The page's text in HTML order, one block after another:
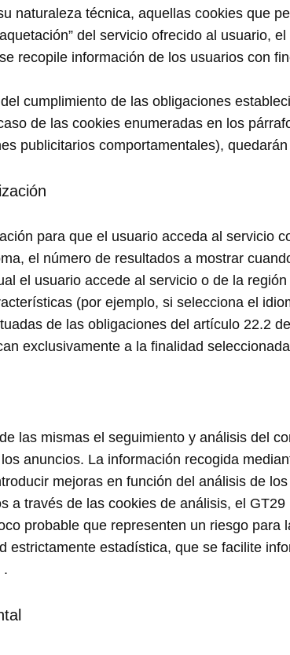
naturaleza técnica, aquellas cookies que
del servicio ofrecido al usuario,
recopile información de los usuarios con
cumplimiento de las obligaciones
de las cookies enumeradas en los
publicitarios comportamentales),
para que el usuario acceda al servicio
el número de resultados a mostrar
el usuario accede al servicio o de la
(por ejemplo, si selecciona el
de las obligaciones del artículo 22.2
exclusivamente a la finalidad
las mismas el seguimiento y análisis del
anuncios. La información recogida
mejoras en función del análisis de
a través de las cookies de análisis, el
probable que representen un riesgo
estrictamente estadística, que se facilite
.